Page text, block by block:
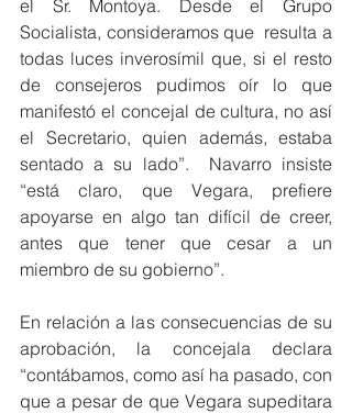
el Sr. Montoya. Desde el Grupo
Socialista, consideramos que  resulta a
todas luces inverosímil que, si el resto
de consejeros pudimos oír lo que
manifestó el concejal de cultura, no así
el Secretario, quien además, estaba
sentado a su lado”.  Navarro insiste
“está claro, que Vegara, prefiere
apoyarse en algo tan difícil de creer,
antes que tener que cesar a un
miembro de su gobierno”.
En relación a las consecuencias de su
aprobación, la concejala declara
“contábamos, como así ha pasado, con
que a pesar de que Vegara supeditara